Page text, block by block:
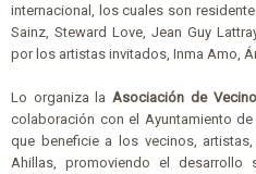
internacional, los cuales son
Sainz, Steward Love, Jean Guy
por los artistas invitados, Inma Amo,
Lo organiza la Asociación de
colaboración con el Ayuntamiento de
que beneficie a los vecinos,
Ahillas, promoviendo el